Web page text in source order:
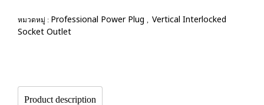
หมวดหมู่ : Professional Power Plug , Vertical Interlocked
Socket Outlet
Product description